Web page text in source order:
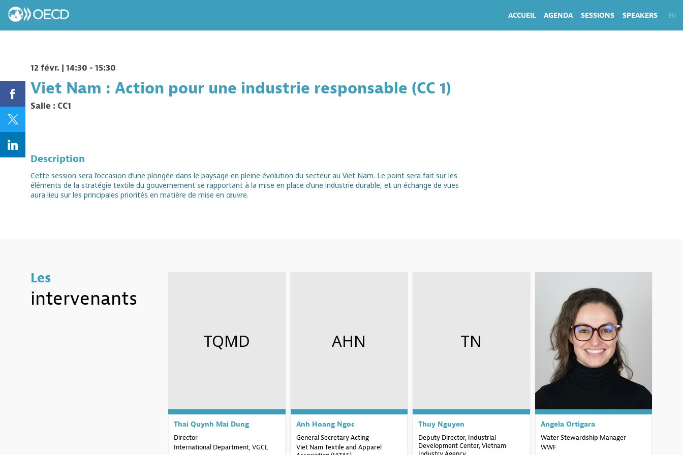
ACCUEIL AGENDA SESSIONS SPEAKERS EN
12 févr. | 14:30 - 15:30
Salle :CC1
Description
Cette session sera l’occasion d’une plongée dans le paysage en pleine évolution du secteur au Viet Nam. Le point sera fait sur les
éléments de la stratégie textile du gouvernement se rapportant à la mise en place d’une industrie durable, et un échange de vues
aura lieu sur les principales priorités en matière de mise en œuvre.
Les
intervenants
TQMD
Thai Quynh Mai Dung
Director
International Department, VGCL
AHN
Anh Hoang Ngoc
General Secretary Acting
Viet Nam Textile and Apparel
TN
Thuy Nguyen
Deputy Director, Industrial
Development Center, Vietnam
AO
Angela Ortigara
Water Stewardship Manager
WWF